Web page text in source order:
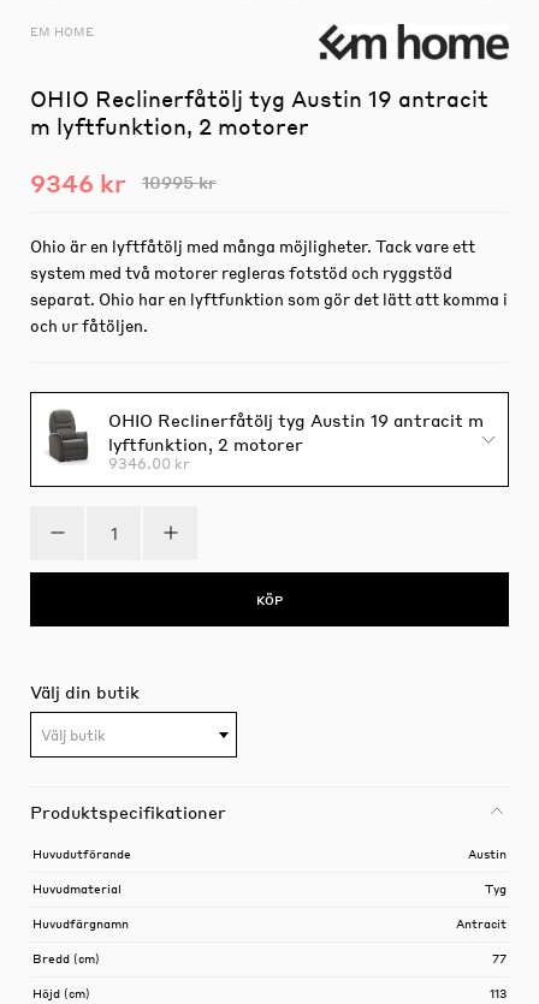
EM HOME
OHIO Reclinerfåtölj tyg Austin 19 antracit
m lyftfunktion, 2 motorer
9346 kr 10995 kr
Ohio är en lyftfåtölj med många möjligheter. Tack vare ett
system med två motorer regleras fotstöd och ryggstöd
separat. Ohio har en lyftfunktion som gör det lätt att komma i
och ur fåtöljen.
OHIO Reclinerfåtölj tyg Austin 19 antracit m
lyftfunktion, 2 motorer
9346.00 kr
KÖP
Välj din butik
Välj butik
Produktspecifikationer
Huvudutförande Austin
Huvudmaterial Tyg
Huvudfärgnamn Antracit
Bredd (cm) 77
Höjd (cm) 113